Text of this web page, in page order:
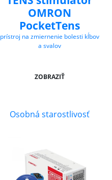
OMRON
PocketTens
prístroj na zmiernenie bolesti kĺbov
a svalov
ZOBRAZIŤ
Osobná starostlivosť